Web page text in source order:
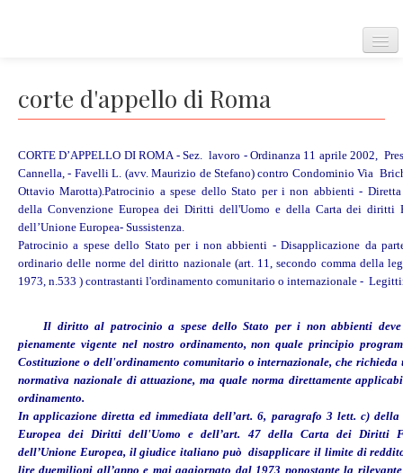
Home
Convenzione Europea
Corte Europea dei diritti dell'uomo
Carta dei diritti fondamentali dell'Unione Europea
Info
corte d'appello di Roma
CORTE D’APPELLO DI ROMA - Sez. lavoro - Ordinanza 11 aprile 2002,
Cannella, - Favelli L. (avv. Maurizio de Stefano) contro Condominio Via
Ottavio Marotta).Patrocinio a spese dello Stato per i non abbienti -
della Convenzione Europea dei Diritti dell'Uomo e della Carta dei diritti
dell’Unione Europea- Sussistenza.
Patrocinio a spese dello Stato per i non abbienti - Disapplicazione da
ordinario delle norme del diritto nazionale (art. 11, secondo comma della
1973, n.533 ) contrastanti l'ordinamento comunitario o internazionale -
Il diritto al patrocinio a spese dello Stato per i non abbienti deve
pienamente vigente nel nostro ordinamento, non quale principio
Costituzione o dell'ordinamento comunitario o internazionale, che richieda
normativa nazionale di attuazione, ma quale norma direttamente
ordinamento.
In applicazione diretta ed immediata dell’art. 6, paragrafo 3 lett. c) della
Europea dei Diritti dell'Uomo e dell’art. 47 della Carta dei Diritti
dell’Unione Europea, il giudice italiano può disapplicare il limite di
lire duemilioni all’anno e mai aggiornato dal 1973 nonostante la rilevante